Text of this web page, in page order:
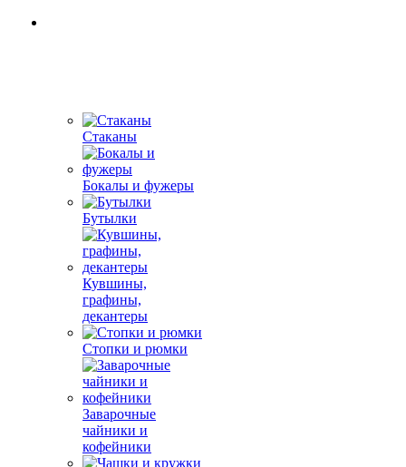
Стаканы
Бокалы и фужеры
Бутылки
Кувшины,
графины,
декантеры
Стопки и рюмки
Заварочные
чайники и
кофейники